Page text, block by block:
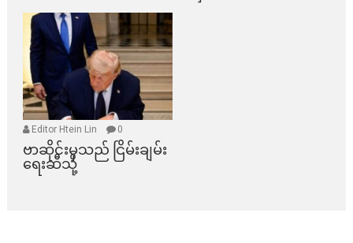
Editor Htein Lin 0
ဗာဆိုင်းမှသည် ငြိမ်းချမ်း
ရေးဆီသို့